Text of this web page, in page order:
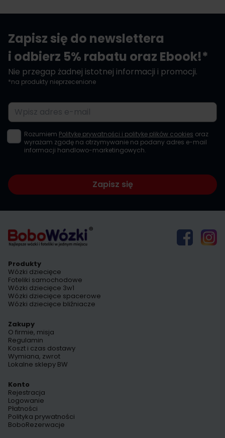
Zapisz się do newslettera
i odbierz 5% rabatu oraz Ebook!*
Nie przegap żadnej istotnej informacji i promocji.
*na produkty nieprzecenione
Adres e-mail
Rozumiem Politykę prywatności i politykę plików cookies oraz
wyrażam zgodę na otrzymywanie na podany adres e-mail
informacji handlowo-marketingowych.
Zapisz się
Produkty
Wózki dziecięce
Foteliki samochodowe
Wózki dziecięce 3w1
Wózki dziecięce spacerowe
Wózki dziecięce bliźniacze
Zakupy
O firmie, misja
Regulamin
Koszt i czas dostawy
Wymiana, zwrot
Lokalne sklepy BW
Konto
Rejestracja
Logowanie
Płatności
Polityka prywatności
BoboRezerwacje